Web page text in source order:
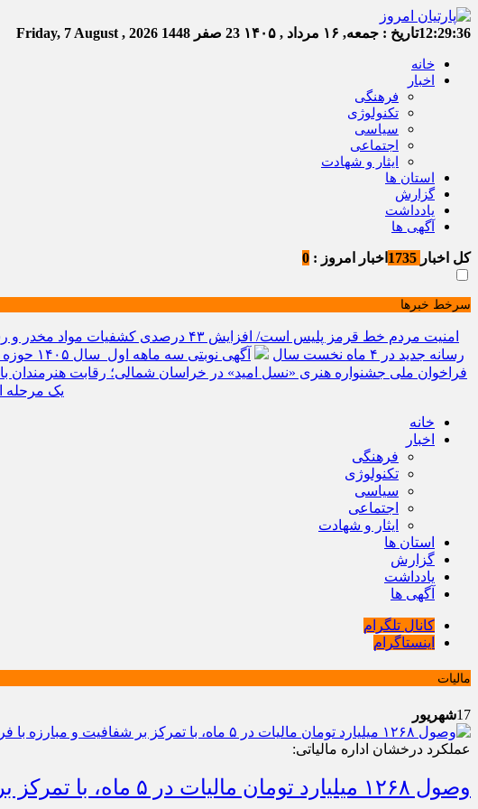
12:29:36تاریخ : جمعه, ۱۶ مرداد , ۱۴۰۵ 23 صفر 1448
خانه
اخبار
فرهنگی
تکنولوژی
سیاسی
اجتماعی
ایثار و شهادت
استان ها
گزارش
یادداشت
آگهی ها
کل اخبار اخبار امروز : 0
سرخط خبرها
امنیت مردم خط قرمز پلیس است/ افزایش ۴۳ درصدی کشفیات مواد مخدر و رشد ۶۸ درصدی کشف سرقت در خراسان شمالی
رسانه جدید در ۴ ماه نخست سال
آگهی نوبتی سه ماهه اول سال ۱۴۰۵ حوزه ثبتی جاجرم
فراخوان ملی جشنواره هنری «نسل امید» در خراسان شمالی؛ رقابت هنرمندان
یک مرحله
خانه
اخبار
فرهنگی
تکنولوژی
سیاسی
اجتماعی
ایثار و شهادت
استان ها
گزارش
یادداشت
آگهی ها
کانال تلگرام
اینستاگرام
مالیات
17شهریور
عملکرد درخشان اداره مالیاتی:
وصول ۱۲۶۸ میلیارد تومان مالیات در ۵ ماه، با تمرکز بر شفافیت و مبارزه با فرار مالیاتی